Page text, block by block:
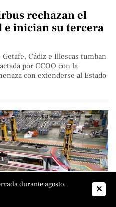
rechazan el
e inician su tercera
Cádiz e Illescas tumban
por CCOO con la
con extenderse al Estado
durante agosto.
✕